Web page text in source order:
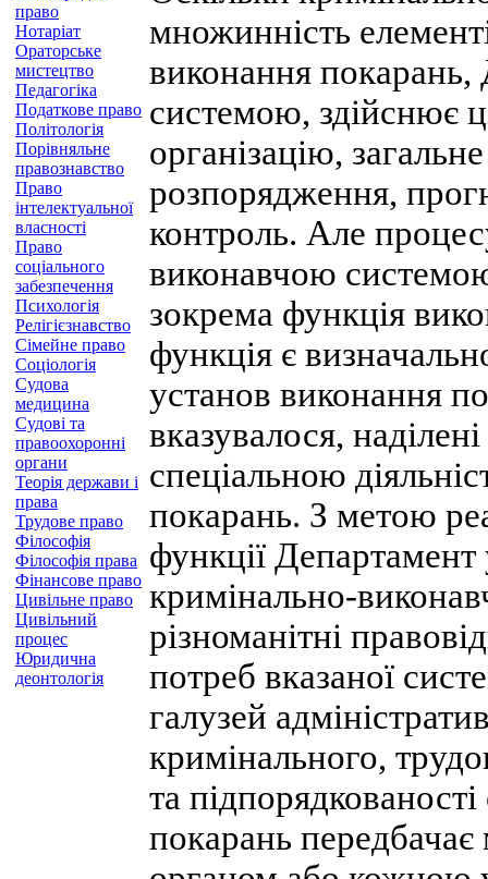
право
Нотаріат
Ораторське
мистецтво
Педагогіка
Податкове право
Політологія
Порівняльне
правознавство
Право
інтелектуальної
власності
Право
соціального
забезпечення
Психологія
Релігієзнавство
Сімейне право
Соціологія
Судова
медицина
Судові та
правоохоронні
органи
Теорія держави і
права
Трудове право
Філософія
Філософія права
Фінансове право
Цивільне право
Цивільний
процес
Юридична
деонтологія
множинність
виконання
системою, здійснює
організацію,
розпорядження,
контроль. Але
виконавчою
зокрема функція
функція є
установ виконання
вказувалося,
спеціальною
покарань. З метою
функції Департамент
кримінально-
різноманітні
потреб вказаної
галузей
кримінального,
та
покарань